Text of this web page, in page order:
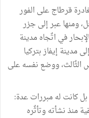
قرطاج على الفور
ومنها عبر إلى جزر
في اتٌجاه مدينة
إيفاز بتركيا
الثٌالث، ووضع نفسه على
بل كانت له مبررات عدة:
منذ نشأته وتأثٌره